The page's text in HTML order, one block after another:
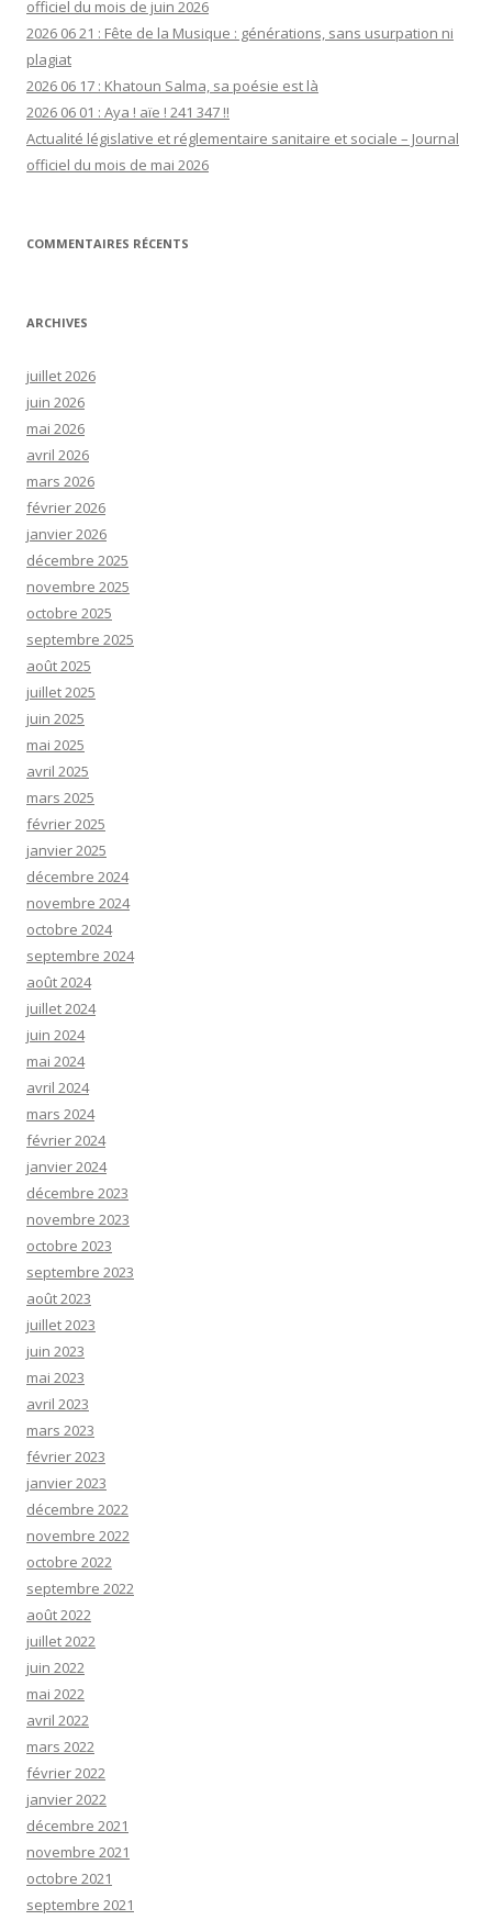
officiel du mois de juin 2026
2026 06 21 : Fête de la Musique : générations, sans usurpation ni
plagiat
2026 06 17 : Khatoun Salma, sa poésie est là
2026 06 01 : Aya ! aïe ! 241 347 !!
Actualité législative et réglementaire sanitaire et sociale – Journal
officiel du mois de mai 2026
COMMENTAIRES RÉCENTS
ARCHIVES
juillet 2026
juin 2026
mai 2026
avril 2026
mars 2026
février 2026
janvier 2026
décembre 2025
novembre 2025
octobre 2025
septembre 2025
août 2025
juillet 2025
juin 2025
mai 2025
avril 2025
mars 2025
février 2025
janvier 2025
décembre 2024
novembre 2024
octobre 2024
septembre 2024
août 2024
juillet 2024
juin 2024
mai 2024
avril 2024
mars 2024
février 2024
janvier 2024
décembre 2023
novembre 2023
octobre 2023
septembre 2023
août 2023
juillet 2023
juin 2023
mai 2023
avril 2023
mars 2023
février 2023
janvier 2023
décembre 2022
novembre 2022
octobre 2022
septembre 2022
août 2022
juillet 2022
juin 2022
mai 2022
avril 2022
mars 2022
février 2022
janvier 2022
décembre 2021
novembre 2021
octobre 2021
septembre 2021